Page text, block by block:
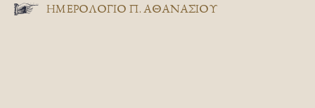
ΗΜΕΡΟΛΟΓΙΟ Π. ΑΘΑΝΑΣΙΟΥ